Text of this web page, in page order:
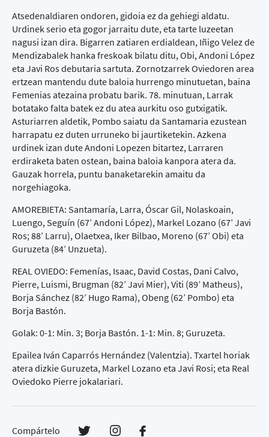
Atsedenaldiaren ondoren, gidoia ez da gehiegi aldatu.
Urdinek serio eta gogor jarraitu dute, eta tarte luzeetan
nagusi izan dira. Bigarren zatiaren erdialdean, Iñigo Velez de
Mendizabalek hanka freskoak bilatu ditu, Obi, Andoni López
eta Javi Ros debutaria sartuta. Zornotzarrek Oviedoren area
ertzean mantendu dute baloia hurrengo minutuetan, baina
Femenias atezaina probatu barik. 78. minutuan, Larrak
botatako falta batek ez du atea aurkitu oso gutxigatik.
Asturiarren aldetik, Pombo saiatu da Santamaria ezustean
harrapatu ez duten urruneko bi jaurtiketekin. Azkena
urdinek izan dute Andoni Lopezen bitartez, Larraren
erdiraketa baten ostean, baina baloia kanpora atera da.
Gauzak horrela, puntu banaketarekin amaitu da
norgehiagoka.
AMOREBIETA: Santamaría, Larra, Óscar Gil, Nolaskoain,
Luengo, Seguín (67’ Andoni López), Markel Lozano (67’ Javi
Ros; 88’ Larru), Olaetxea, Iker Bilbao, Moreno (67’ Obi) eta
Guruzeta (84’ Unzueta).
REAL OVIEDO: Femenías, Isaac, David Costas, Dani Calvo,
Pierre, Luismi, Brugman (82’ Javi Mier), Viti (89’ Matheus),
Borja Sánchez (82’ Hugo Rama), Obeng (62’ Pombo) eta
Borja Bastón.
Golak: 0-1: Min. 3; Borja Bastón. 1-1: Min. 8; Guruzeta.
Epailea Iván Caparrós Hernández (Valentzia). Txartel horiak
atera dizkie Guruzeta, Markel Lozano eta Javi Rosi; eta Real
Oviedoko Pierre jokalariari.
Compártelo